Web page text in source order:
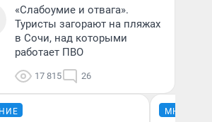
«Слабоумие и отвага».
Туристы загорают на пляжах
в Сочи, над которыми
работает ПВО
17 815 26
МНЕНИЕ